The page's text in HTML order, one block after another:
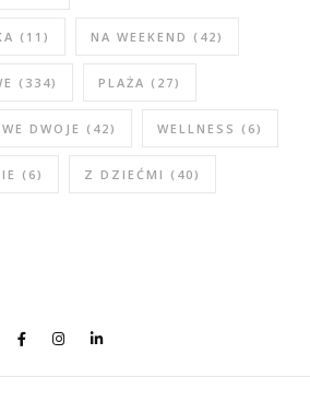
(11) NA WEEKEND (42)
(334) PLAŻA (27)
WE DWOJE (42) WELLNESS (6)
(6) Z DZIEĆMI (40)